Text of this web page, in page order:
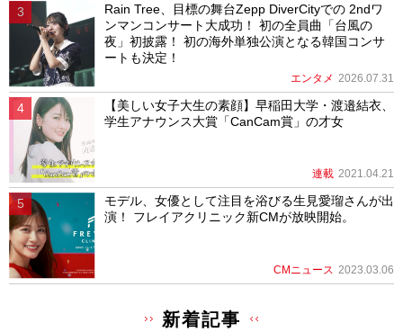
Rain Tree、目標の舞台Zepp DiverCityでの 2ndワ
ンマンコンサート大成功！ 初の全員曲「台風の
夜」初披露！ 初の海外単独公演となる韓国コンサ
ートも決定！
エンタメ 2026.07.31
【美しい女子大生の素顔】早稲田大学・渡邉結衣、
学生アナウンス大賞「CanCam賞」の才女
連載 2021.04.21
モデル、女優として注目を浴びる生見愛瑠さんが出
演！ フレイアクリニック新CMが放映開始。
CMニュース 2023.03.06
新着記事